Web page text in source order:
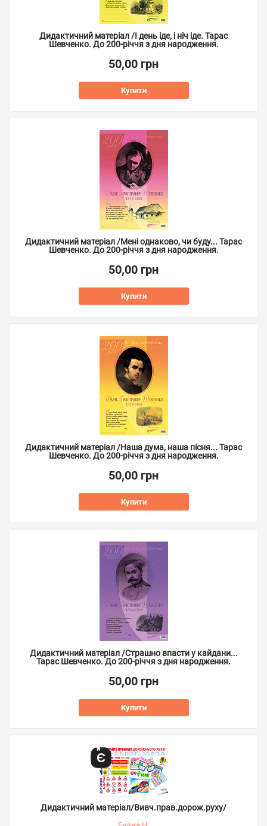
Дидактичний матеріал /І день іде, і ніч іде. Тарас
Шевченко. До 200-річчя з дня народження.
50,00 грн
Купити
Дидактичний матеріал /Мені однаково, чи буду... Тарас
Шевченко. До 200-річчя з дня народження.
50,00 грн
Купити
Дидактичний матеріал /Наша дума, наша пісня... Тарас
Шевченко. До 200-річчя з дня народження.
50,00 грн
Купити
Дидактичний матеріал /Страшно впасти у кайдани...
Тарас Шевченко. До 200-річчя з дня народження.
50,00 грн
Купити
Дидактичний матеріал/Вивч.прав.дорож.руху/